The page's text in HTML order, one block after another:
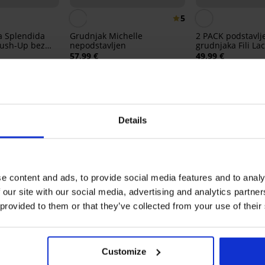
Details
content and ads, to provide social media features and to
site with our social media, advertising and analytics
to them or that they’ve collected from your use of
Customize
Splendida
Up bez
5
Grudnjak Michelle
nepodstavljen
57,99 €
2 PACK
grudnjaka Fili
49,99 €
PROIZVODA Grudnjak Anya
5
6x
2
1x
1
0x
Kupljeno